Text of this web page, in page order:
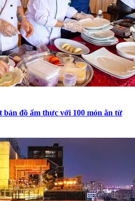
đồ ẩm thực với 100 món ăn từ